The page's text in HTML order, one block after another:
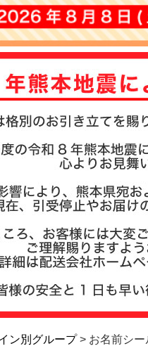
ン別グループ お名前シ